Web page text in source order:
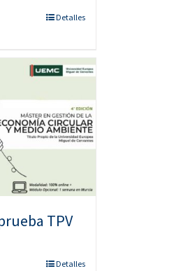
Detalles
TPV
Detalles